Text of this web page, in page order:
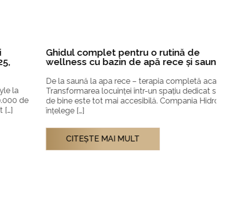
Ghidul complet pentru o rutină de
wellness cu bazin de apă rece și saună
De la saună la apa rece – terapia completă acasă
Transformarea locuinței într-un spațiu dedicat stării
de bine este tot mai accesibilă. Compania Hidrostyle
înțelege […]
CITEŞTE MAI MULT